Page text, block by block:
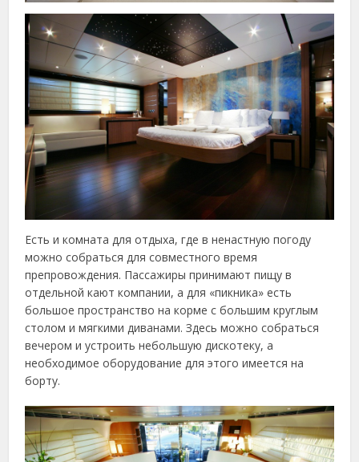
Есть и комната для отдыха, где в ненастную погоду
можно собраться для совместного время
препровождения. Пассажиры принимают пищу в
отдельной кают компании, а для «пикника» есть
большое пространство на корме с большим круглым
столом и мягкими диванами. Здесь можно собраться
вечером и устроить небольшую дискотеку, а
необходимое оборудование для этого имеется на
борту.